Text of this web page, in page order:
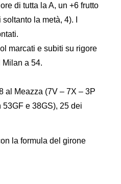
di tutta la A, un +6 frutto
la metà, 4). I
marcati e subiti su rigore
a 54.
al Meazza (7V – 7X – 3P
e 38GS), 25 dei
la formula del girone